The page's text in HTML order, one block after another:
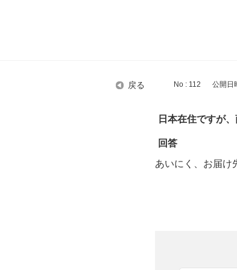
戻る No : 112 公開日
日本在住ですが
回答
あいにく、お届け